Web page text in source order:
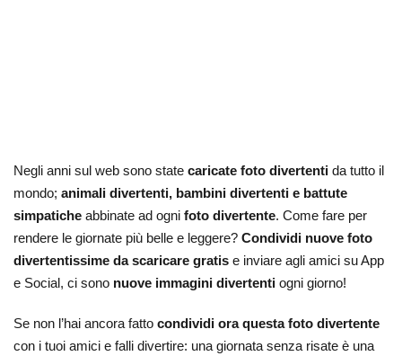
Negli anni sul web sono state caricate foto divertenti da tutto il
mondo; animali divertenti, bambini divertenti e battute
simpatiche abbinate ad ogni foto divertente. Come fare per
rendere le giornate più belle e leggere? Condividi nuove foto
divertentissime da scaricare gratis e inviare agli amici su App
e Social, ci sono nuove immagini divertenti ogni giorno!
Se non l’hai ancora fatto condividi ora questa foto divertente
con i tuoi amici e falli divertire: una giornata senza risate è una